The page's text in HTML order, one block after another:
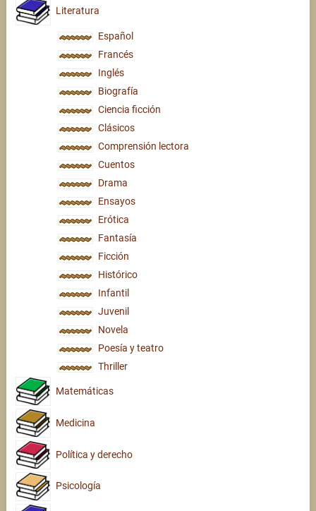
Literatura
Español
Francés
Inglés
Biografía
Ciencia ficción
Clásicos
Comprensión lectora
Cuentos
Drama
Ensayos
Erótica
Fantasía
Ficción
Histórico
Infantil
Juvenil
Novela
Poesía y teatro
Thriller
Matemáticas
Medicina
Política y derecho
Psicología